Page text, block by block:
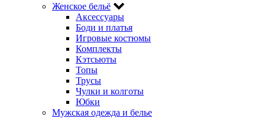
Женское бельё
Аксессуары
Боди и платья
Игровые костюмы
Комплекты
Кэтсьюты
Топы
Трусы
Чулки и колготы
Юбки
Мужская одежда и белье